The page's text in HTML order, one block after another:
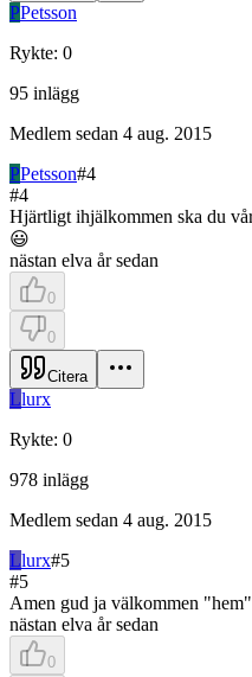
PPetsson
Rykte: 0
95 inlägg
Medlem sedan 4 aug. 2015
PPetsson#4
#4
Hjärtligt ihjälkommen ska du
😃
nästan elva år sedan
0
0
Citera
Llurx
Rykte: 0
978 inlägg
Medlem sedan 4 aug. 2015
Llurx#5
#5
Amen gud ja välkommen
nästan elva år sedan
0